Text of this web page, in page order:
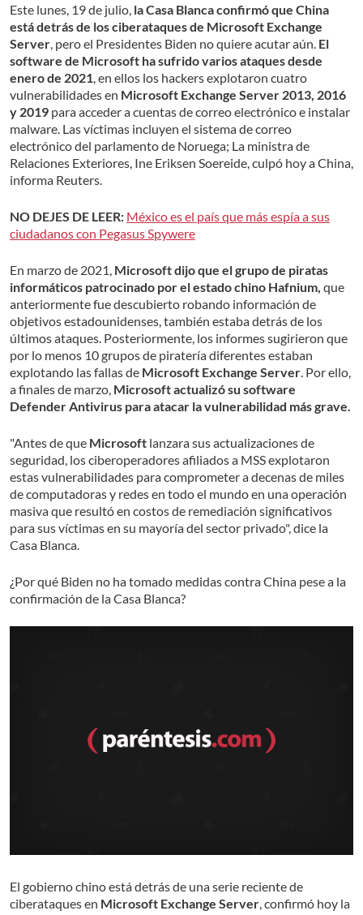
Este lunes, 19 de julio, la Casa Blanca confirmó que China
está detrás de los ciberataques de Microsoft Exchange
Server , pero el Presidentes Biden no quiere acutar aún. El
software de Microsoft ha sufrido varios ataques desde
enero de 2021 , en ellos los hackers explotaron cuatro
vulnerabilidades en Microsoft Exchange Server 2013, 2016
y 2019 para acceder a cuentas de correo electrónico e instalar
malware. Las víctimas incluyen el sistema de correo
electrónico del parlamento de Noruega; La ministra de
Relaciones Exteriores, Ine Eriksen Soereide, culpó hoy a China,
informa Reuters.
NO DEJES DE LEER: México es el país que más espía a sus
ciudadanos con Pegasus Spywere
En marzo de 2021, Microsoft dijo que el grupo de piratas
informáticos patrocinado por el estado chino Hafnium, que
anteriormente fue descubierto robando información de
objetivos estadounidenses, también estaba detrás de los
últimos ataques. Posteriormente, los informes sugirieron que
por lo menos 10 grupos de piratería diferentes estaban
explotando las fallas de Microsoft Exchange Server . Por ello,
a finales de marzo, Microsoft actualizó su software
Defender Antivirus para atacar la vulnerabilidad más grave.
"Antes de que Microsoft lanzara sus actualizaciones de
seguridad, los ciberoperadores afiliados a MSS explotaron
estas vulnerabilidades para comprometer a decenas de miles
de computadoras y redes en todo el mundo en una operación
masiva que resultó en costos de remediación significativos
para sus víctimas en su mayoría del sector privado", dice la
Casa Blanca.
¿Por qué Biden no ha tomado medidas contra China pese a la
confirmación de la Casa Blanca?
El gobierno chino está detrás de una serie reciente de
ciberataques en Microsoft Exchange Server, confirmó hoy la